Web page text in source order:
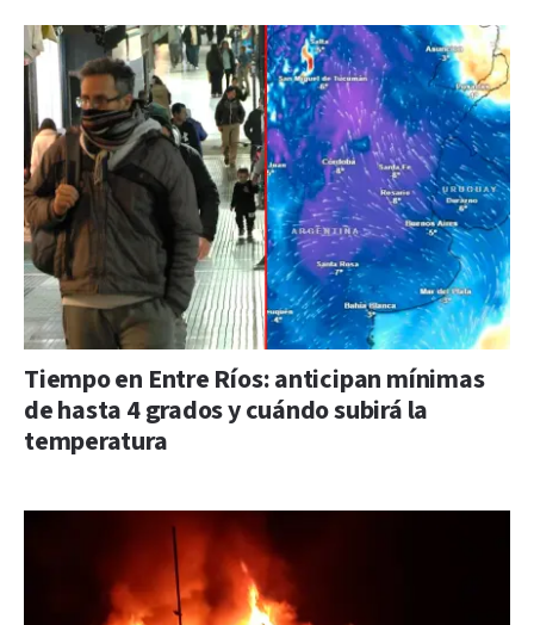
Tiempo en Entre Ríos: anticipan mínimas
de hasta 4 grados y cuándo subirá la
temperatura